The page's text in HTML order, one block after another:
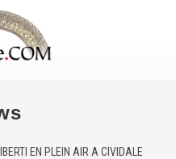
EN PLEIN AIR A CIVIDALE